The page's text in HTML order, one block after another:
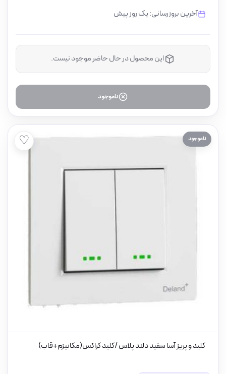
آخرین بروزرسانی: یک روز پیش
این محصول در حال حاضر موجود نیست.
ناموجود
ناموجود ♡
کلید و پریز آسا سفید دلند پلاس /کلید کراکس(مکانیزم+قاب)